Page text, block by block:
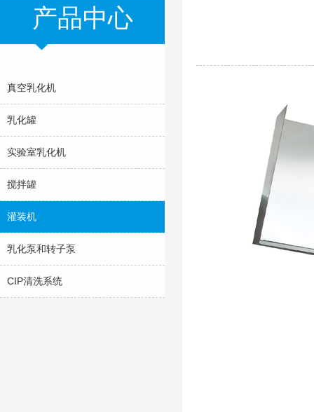
产品中心
真空乳化机
乳化罐
实验室乳化机
搅拌罐
灌装机
乳化泵和转子泵
CIP清洗系统